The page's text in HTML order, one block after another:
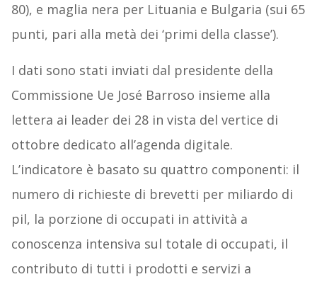
80), e maglia nera per Lituania e Bulgaria (sui 65
punti, pari alla metà dei ‘primi della classe’).
I dati sono stati inviati dal presidente della
Commissione Ue José Barroso insieme alla
lettera ai leader dei 28 in vista del vertice di
ottobre dedicato all’agenda digitale.
L’indicatore è basato su quattro componenti: il
numero di richieste di brevetti per miliardo di
pil, la porzione di occupati in attività a
conoscenza intensiva sul totale di occupati, il
contributo di tutti i prodotti e servizi a